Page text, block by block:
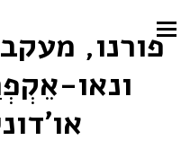
פורנו,
ונאו-